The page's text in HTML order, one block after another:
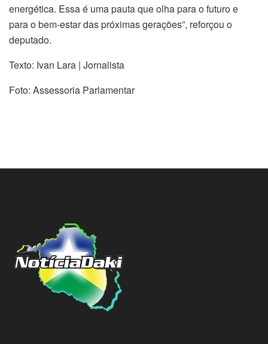
energética. Essa é uma pauta que olha para o futuro e
para o bem-estar das próximas gerações”, reforçou o
deputado.
Texto: Ivan Lara | Jornalista
Foto: Assessoria Parlamentar